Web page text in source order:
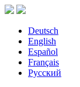
Deutsch
English
Español
Français
Русский